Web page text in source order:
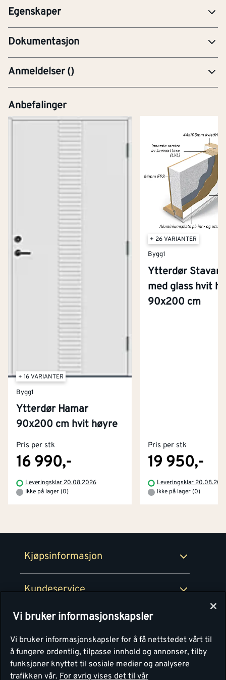
Egenskaper
Dokumentasjon
YTE-Ytelseserklæring (CE-merking)
Anmeldelser()
Anbefalinger
+ 16 VARIANTER
Bygg1
Ytterdør Hamar
90x200 cm hvit høyre
Pris per stk
16 990,-
Leveringsklar 20.08.2026
Ikke på lager (0)
+ 26 VARIANTER
Bygg1
Ytterdør
med glass hvit
90x200 cm
Pris per stk
19 950,-
Leveringsklar
Ikke på lager (0)
Kjøpsinformasjon
Kjøpsbetingelser
Retur- og angrerettsskjema
Kundeservice
Kontakt oss
Tjenester
Montér Klubb
Montér
Om Montér
Byggevarehus og åpningstider
Prismatch
Personvern
Vi bruker informasjonskapsler
Vi bruker informasjonskapsler for å få nettstedet vårt til
å fungere ordentlig, tilpasse innhold og annonser, tilby
funksjoner knyttet til sosiale medier og analysere
trafikken vår. For øvrig vises det til vår